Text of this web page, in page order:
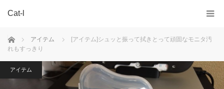
Cat-l
ホーム アイテム
[アイテム]シュッと振って拭きとって頑固なモニタ汚
れもすっきり
アイテム